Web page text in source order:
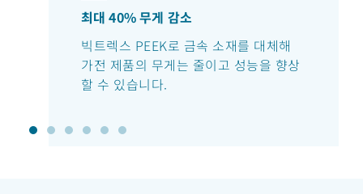
최대 40% 무게 감소
빅트렉스 PEEK로 금속 소재를 대체해
가전 제품의 무게는 줄이고 성능을 향상
할 수 있습니다.